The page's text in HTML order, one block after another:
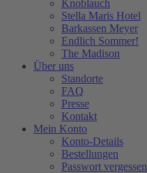
Knoblauch
Stella Maris Hotel
Barkassen Meyer
Endlich Sommer!
The Madison
Über uns
Standorte
FAQ
Presse
Kontakt
Mein Konto
Konto-Details
Bestellungen
Passwort vergessen